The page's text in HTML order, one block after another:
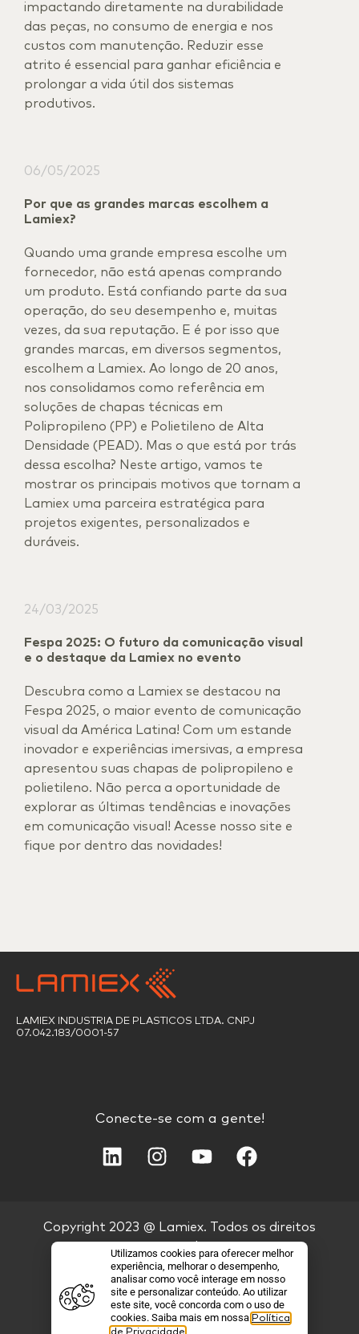
impactando diretamente na durabilidade
das peças, no consumo de energia e nos
custos com manutenção. Reduzir esse
atrito é essencial para ganhar eficiência e
prolongar a vida útil dos sistemas
produtivos.
06/05/2025
Por que as grandes marcas escolhem a
Lamiex?
Quando uma grande empresa escolhe um
fornecedor, não está apenas comprando
um produto. Está confiando parte da sua
operação, do seu desempenho e, muitas
vezes, da sua reputação. E é por isso que
grandes marcas, em diversos segmentos,
escolhem a Lamiex. Ao longo de 20 anos,
nos consolidamos como referência em
soluções de chapas técnicas em
Polipropileno (PP) e Polietileno de Alta
Densidade (PEAD). Mas o que está por trás
dessa escolha? Neste artigo, vamos te
mostrar os principais motivos que tornam a
Lamiex uma parceira estratégica para
projetos exigentes, personalizados e
duráveis.
24/03/2025
Fespa 2025: O futuro da comunicação visual
e o destaque da Lamiex no evento
Descubra como a Lamiex se destacou na
Fespa 2025, o maior evento de comunicação
visual da América Latina! Com um estande
inovador e experiências imersivas, a empresa
apresentou suas chapas de polipropileno e
polietileno. Não perca a oportunidade de
explorar as últimas tendências e inovações
em comunicação visual! Acesse nosso site e
fique por dentro das novidades!
LAMIEX INDUSTRIA DE PLASTICOS LTDA. CNPJ
07.042.183/0001-57
Conecte-se com a gente!
Copyright 2023 @ Lamiex. Todos os direitos
reservados.
Política de Privacidade
Utilizamos cookies para oferecer melhor
experiência, melhorar o desempenho,
analisar como você interage em nosso
site e personalizar conteúdo. Ao utilizar
este site, você concorda com o uso de
cookies. Saiba mais em nossaPolítica
de Privacidade.